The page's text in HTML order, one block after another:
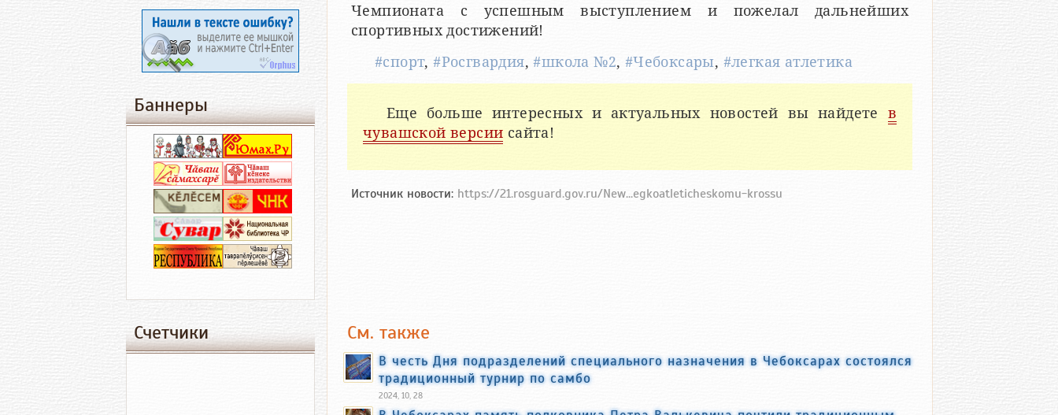
Чемпионата с успешным выступлением и пожелал дальнейших
спортивных достижений!
#спорт,#Росгвардия,#школа №2, #Чебоксары, #легкая атлетика
Еще больше интересных и актуальных новостей вы найдете в
чувашской версии сайта!
Источник новости: https://21.rosguard.gov.ru/New...egkoatleticheskomu-krossu
См. также
В честь Дня подразделений специального назначения в Чебоксарах состоялся
традиционный турнир по самбо
2024, 10, 28
Баннеры
Счетчики